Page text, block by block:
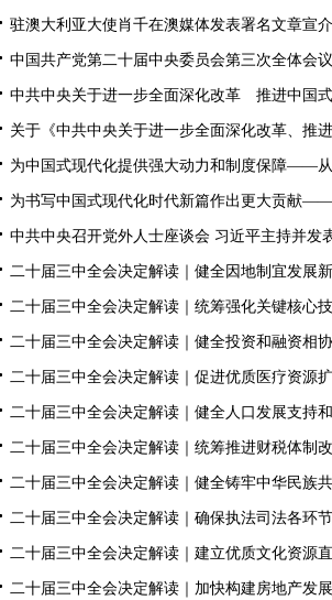
驻澳大利亚大使肖千在澳媒体发表署名文章宣
中国共产党第二十届中央委员会第三次全体会议
中共中央关于进一步全面深化改革 推进中国式
关于《中共中央关于进一步全面深化改革、推
为中国式现代化提供强大动力和制度保障——从
为书写中国式现代化时代新篇作出更大贡献——
中共中央召开党外人士座谈会 习近平主持并发
二十届三中全会决定解读｜健全因地制宜发展
二十届三中全会决定解读｜统筹强化关键核心技
二十届三中全会决定解读｜健全投资和融资相
二十届三中全会决定解读｜促进优质医疗资源
二十届三中全会决定解读｜健全人口发展支持和
二十届三中全会决定解读｜统筹推进财税体制改
二十届三中全会决定解读｜健全铸牢中华民族
二十届三中全会决定解读｜确保执法司法各环
二十届三中全会决定解读｜建立优质文化资源直
二十届三中全会决定解读｜加快构建房地产发展